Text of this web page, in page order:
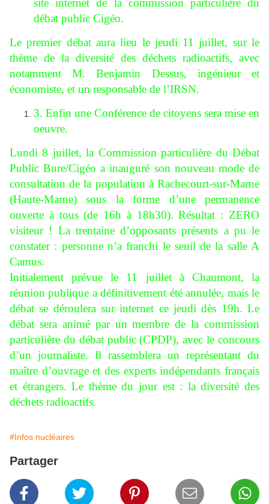
site internet de la commission particulière du
débat public Cigéo.
Le premier débat aura lieu le jeudi 11 juillet, sur le
thème de la diversité des déchets radioactifs, avec
notamment M. Benjamin Dessus, ingénieur et
économiste, et un responsable de l’IRSN.
3. Enfin une Conférence de citoyens sera mise en
oeuvre.
Lundi 8 juillet, la Commission particulière du Débat
Public Bure/Cigéo a inauguré son nouveau mode de
consultation de la population à Rachecourt-sur-Marne
(Haute-Marne) sous la forme d’une permanence
ouverte à tous (de 16h à 18h30). Résultat : ZERO
visiteur ! La trentaine d’opposants présents a pu le
constater : personne n’a franchi le seuil de la salle A
Camus.
Initialement prévue le 11 juillet à Chaumont, la
réunion publique a définitivement été annulée, mais le
débat se déroulera sur internet ce jeudi dès 19h. Le
débat sera animé par un membre de la commission
particulière du débat public (CPDP), avec le concours
d’un journaliste. Il rassemblera un représentant du
maître d’ouvrage et des experts indépendants français
et étrangers. Le thème du jour est : la diversité des
déchets radioactifs.
#Infos nucléaires
Partager